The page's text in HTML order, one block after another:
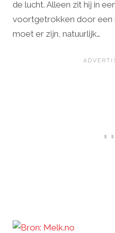
de lucht. Alleen zit hij in
voortgetrokken door een
moet er zijn, natuurlijk…